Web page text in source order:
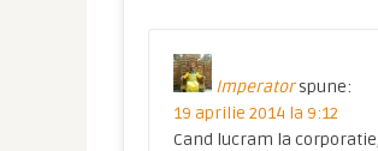
Imperator spune:
19 aprilie 2014 la 9:12
Cand lucram la corporatie,